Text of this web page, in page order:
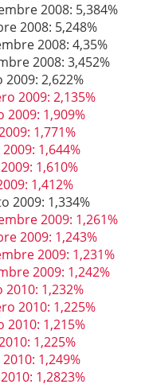
2008: 5,384%
2008: 5,248%
2008: 4,35%
2008: 3,452%
2009: 2,622%
2009: 2,135%
2009: 1,909%
1,771%
1,644%
1,610%
1,412%
2009: 1,334%
2009: 1,261%
2009: 1,243%
2009: 1,231%
2009: 1,242%
2010: 1,232%
2010: 1,225%
2010: 1,215%
1,225%
1,249%
1,2823%